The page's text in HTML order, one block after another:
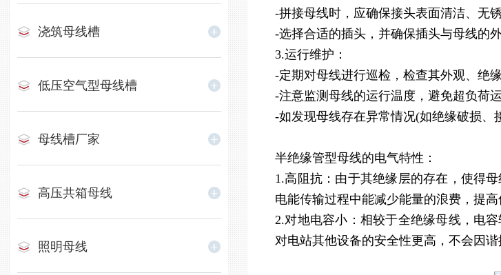
浇筑母线槽
低压空气型母线槽
母线槽厂家
高压共箱母线
照明母线
-拼接母线时，应确保接头表面清洁、无
-选择合适的插头，并确保插头与母线的外
3.运行维护：
-定期对母线进行巡检，检查其外观、绝
-注意监测母线的运行温度，避免超负荷
-如发现母线存在异常情况(如绝缘破损、
半绝缘管型母线的电气特性：
1.高阻抗：由于其绝缘层的存在，使得
电能传输过程中能减少能量的浪费，提高
2.对地电容小：相较于全绝缘母线，电
对电站其他设备的安全性更高，不会因